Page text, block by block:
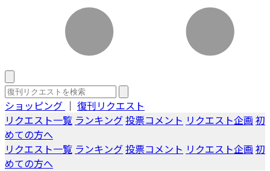
ショッピング ｜ 復刊リクエスト
リクエスト一覧 ランキング投票コメント リクエスト企画 初
めての方へ
リクエスト一覧 ランキング投票コメント リクエスト企画 初
めての方へ